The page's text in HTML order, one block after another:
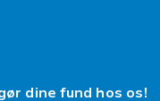
dine fund hos os!